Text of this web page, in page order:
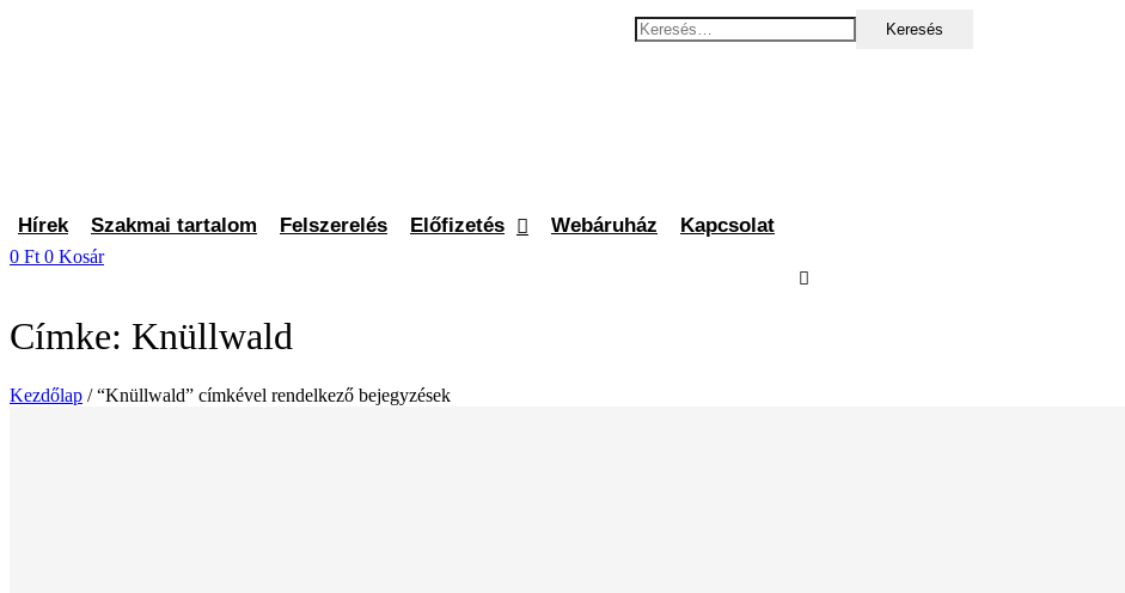
Keresés:
Hírek Szakmai tartalom Felszerelés Előfizetés Webáruház Kapcsolat
0 Ft 0 Kosár
Címke: Knüllwald
Kezdőlap / “Knüllwald” címkével rendelkező bejegyzések